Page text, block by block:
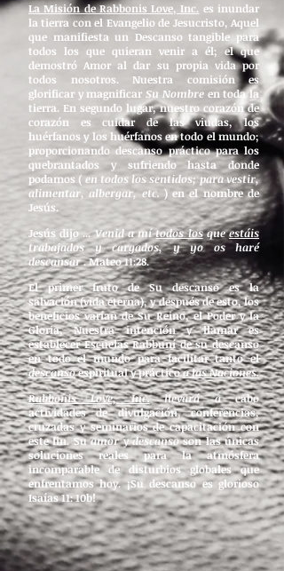
La Misión de Rabbonis Love, Inc. es inundar
la tierra con el Evangelio de Jesucristo, Aquel
que manifiesta un Descanso tangible para
todos los que quieran venir a él; el que
demostró Amor al dar su propia vida por
todos nosotros. Nuestra comisión es
glorificar y magnificarSu Nombreen toda la
tierra. En segundo lugar, nuestro corazón de
corazón es cuidar de las viudas, los
huérfanos y los huérfanos en todo el mundo;
proporcionando descanso práctico para los
quebrantados y sufriendo hasta donde
podamos ( en todos los sentidos; para vestir,
alimentar, albergar, etc. ) en el nombre de
Jesús.
Jesús dijo ...Venid a mítodos losqueestáis
trabajados y cargados, y yo os haré
descansar. Mateo 11:28.
El primer fruto de Su descanso es la
salvación (vida eterna), y después de esto, los
beneficios varían de Su Reino, el Poder y la
Gloria, Nuestra intención y llamar es
establecer Escuelas Rabbuní de su descanso
en todo el mundo para facilitar tanto el
descansoespiritual y prácticoa las Naciones.
Rabbonis Love, Inc.
llevará acabo
actividades de divulgación, conferencias,
cruzadas y seminarios de capacitación con
este fin. Suamorydescansoson las únicas
soluciones reales para la atmósfera
incomparable de disturbios globales que
enfrentamos hoy. ¡Su descanso es glorioso
Isaías 11: 10b!